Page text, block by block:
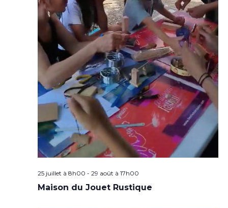
25 juillet à 8h00 - 29 août à 17h00
Maison du Jouet Rustique